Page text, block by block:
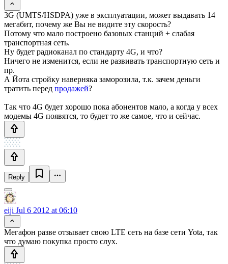
3G (UMTS/HSDPA) уже в эксплуатации, может выдавать 14
мегабит, почему же Вы не видите эту скорость?
Потому что мало построено базовых станций + слабая
транспортная сеть.
Ну будет радиоканал по стандарту 4G, и что?
Ничего не изменится, если не развивать транспортную сеть и
пр.
А Йота стройку наверняка заморозила, т.к. зачем деньги
тратить перед продажей?
Так что 4G будет хорошо пока абонентов мало, а когда у всех
модемы 4G появятся, то будет то же самое, что и сейчас.
Reply
eiji Jul 6 2012 at 06:10
Мегафон разве отзывает свою LTE сеть на базе сети Yota, так
что думаю покупка просто слух.